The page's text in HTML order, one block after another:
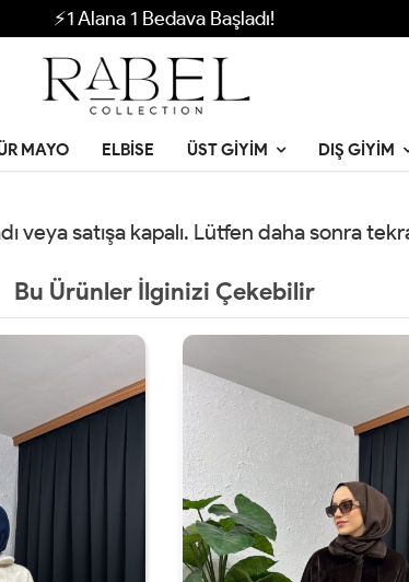
⚡1 Alana 1 Bedava Başladı!
MAYO ELBISE ÜST GIYIM DIŞ GIYIM
veya satışa kapalı. Lütfen daha sonra
Bu Ürünler İlginizi Çekebilir